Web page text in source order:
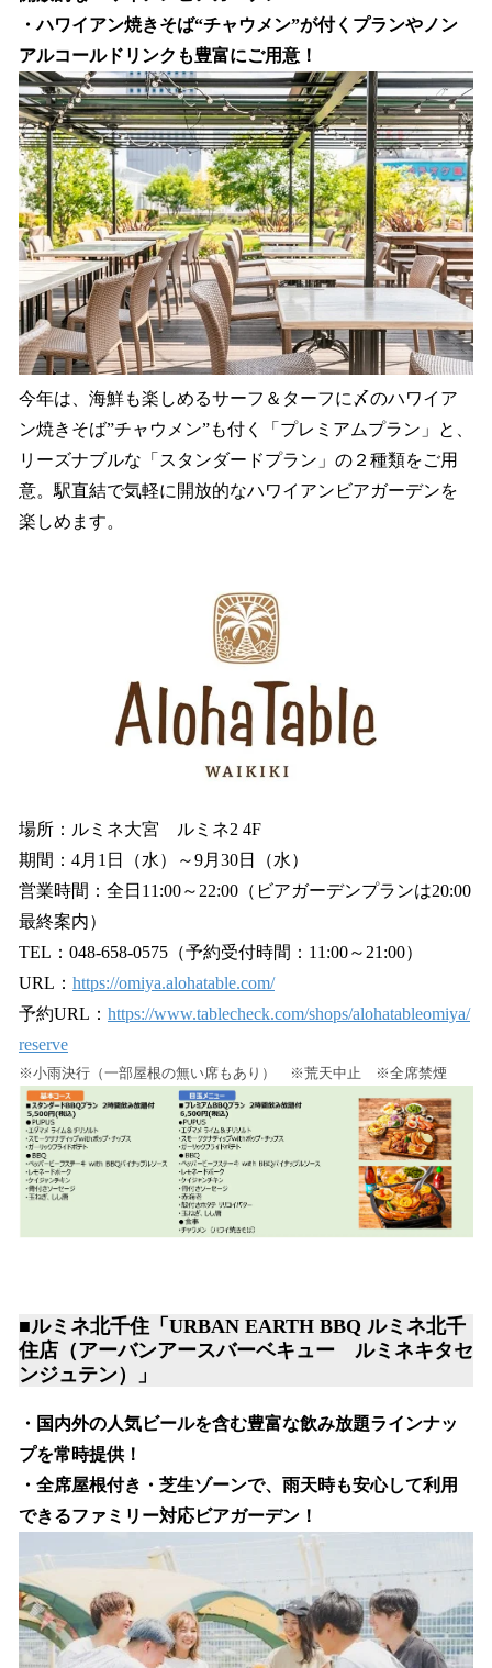
・ハワイアン焼きそば“チャウメン”が付くプランやノン
アルコールドリンクも豊富にご用意！
今年は、海鮮も楽しめるサーフ＆ターフに〆のハワイア
ン焼きそば”チャウメン”も付く「プレミアムプラン」と、
リーズナブルな「スタンダードプラン」の２種類をご用
意。駅直結で気軽に開放的なハワイアンビアガーデンを
楽しめます。
場所：ルミネ大宮 ルミネ2 4F
期間：4月1日（水）～9月30日（水）
営業時間：全日11:00～22:00（ビアガーデンプランは20:00
最終案内）
TEL：048-658-0575（予約受付時間：11:00～21:00）
URL： https://omiya.alohatable.com/
予約URL： https://www.tablecheck.com/shops/alohatableomiya/
reserve
※小雨決行（一部屋根の無い席もあり） ※荒天中止 ※全席禁煙
■ルミネ北千住「URBAN EARTH BBQ ルミネ北千
住店（アーバンアースバーベキュー ルミネキタセ
ンジュテン）」
・国内外の人気ビールを含む豊富な飲み放題ラインナッ
プを常時提供！
・全席屋根付き・芝生ゾーンで、雨天時も安心して利用
できるファミリー対応ビアガーデン！